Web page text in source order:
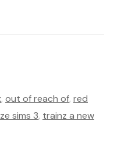
, out of reach of, red
sims 3, trainz a new